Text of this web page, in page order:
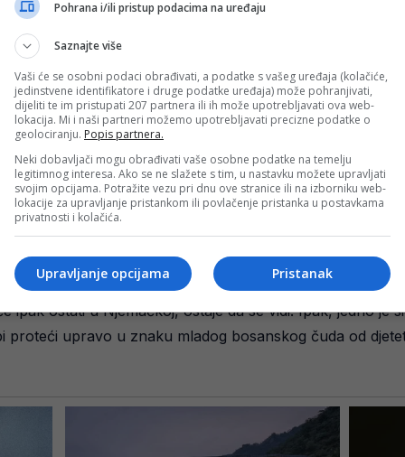
ljeto
naredne sedmice biti veoma zanimljive kada je riječ o
a interes velikih klubova dodatno potvrđuje
jedan ovako mlad igrač već privlači pažnju najvećih
posljednjih godina, a njegov naredni transfer mogao
ipak ostati u Njemačkoj, ostaje da se vidi. Ipak, jedno je
upravo u znaku mladog bosanskog čuda od
Pohrana i/ili pristup podacima na uređaju
Saznajte više
Vaši će se osobni podaci obrađivati, a podatke s vašeg uređaja (kolačiće,
jedinstvene identifikatore i druge podatke uređaja) može pohranjivati,
dijeliti te im pristupati 207 partnera ili ih može upotrebljavati ova web-
lokacija. Mi i naši partneri možemo upotrebljavati precizne podatke o
geolociranju. Popis partnera.
Neki dobavljači mogu obrađivati vaše osobne podatke na temelju
legitimnog interesa. Ako se ne slažete s tim, u nastavku možete upravljati
svojim opcijama. Potražite vezu pri dnu ove stranice ili na izborniku web-
lokacije za upravljanje pristankom ili povlačenje pristanka u postavkama
privatnosti i kolačića.
Pristanak
Upravljanje opcijama